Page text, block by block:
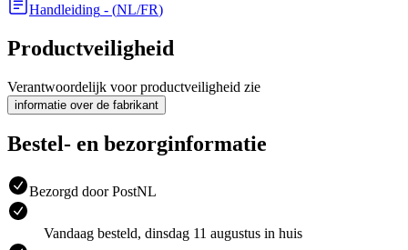
Handleiding - (NL/FR)
Productveiligheid
Verantwoordelijk voor productveiligheid zie
informatie over de fabrikant
Bestel- en bezorginformatie
Bezorgd door PostNL
Vandaag besteld, dinsdag 11 augustus in huis